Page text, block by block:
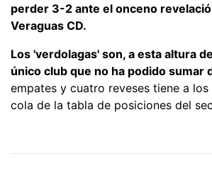
perder 3-2 ante el onceno
Veraguas CD.
Los 'verdolagas' son, a esta altura
único club que no ha podido sumar
empates y cuatro reveses tiene a los
cola de la tabla de posiciones del